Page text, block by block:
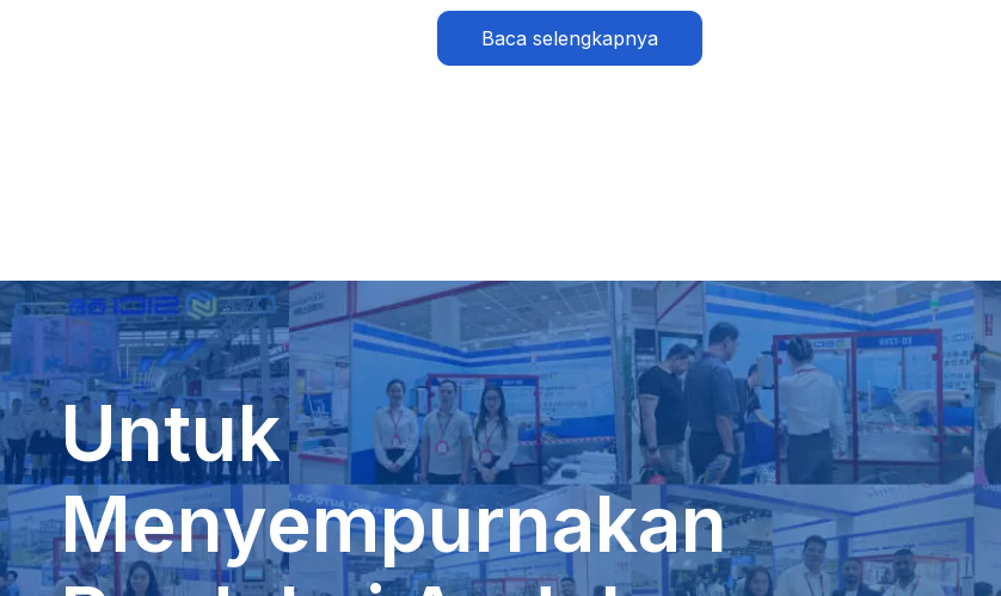
Baca selengkapnya
Untuk
Menyempurnakan